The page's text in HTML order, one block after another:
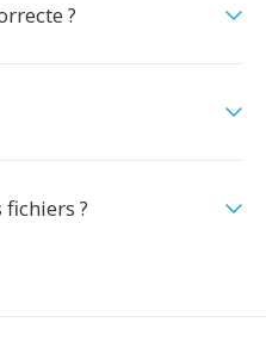
?
?